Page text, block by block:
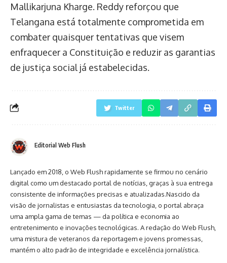
Mallikarjuna Kharge. Reddy reforçou que
Telangana está totalmente comprometida em
combater quaisquer tentativas que visem
enfraquecer a Constituição e reduzir as garantias
de justiça social já estabelecidas.
Twitter
Editorial Web Flush
Lançado em 2018, o Web Flush rapidamente se firmou no cenário
digital como um destacado portal de notícias, graças à sua entrega
consistente de informações precisas e atualizadas.Nascido da
visão de jornalistas e entusiastas da tecnologia, o portal abraça
uma ampla gama de temas — da política e economia ao
entretenimento e inovações tecnológicas. A redação do Web Flush,
uma mistura de veteranos da reportagem e jovens promessas,
mantém o alto padrão de integridade e excelência jornalística.